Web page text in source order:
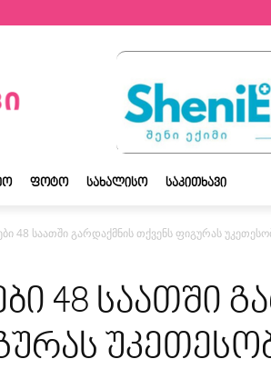
ᲤᲝᲢᲝ ᲡᲐᲮᲐᲚᲘᲡᲝ ᲡᲐᲙᲘᲗᲮᲐᲕᲘ
48 საათში გარდაქმნის თქვენს ფიგურას
48 საათში